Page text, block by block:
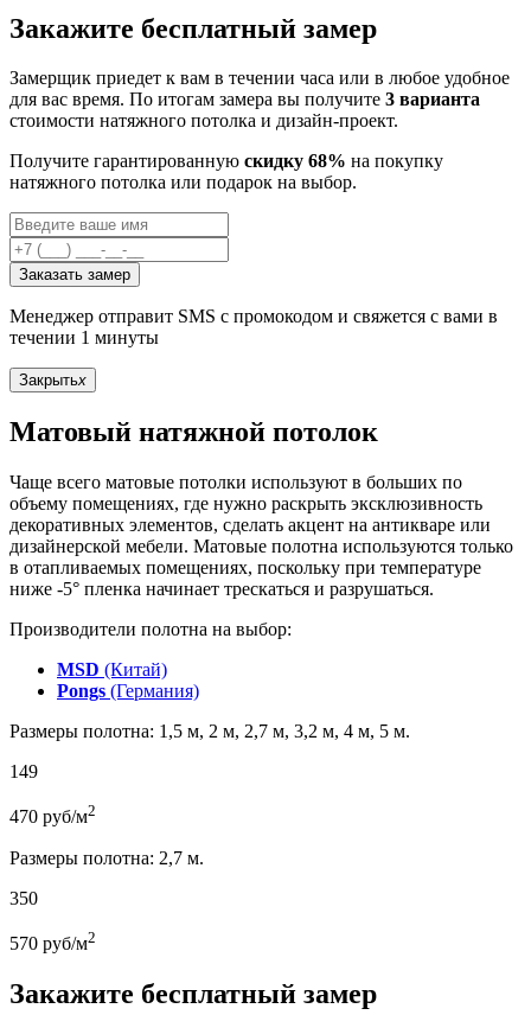
Закажите бесплатный замер
Замерщик приедет к вам в течении часа или в любое удобное
для вас время. По итогам замера вы получите 3 варианта
стоимости натяжного потолка и дизайн-проект.
Получите гарантированную скидку 68% на покупку
натяжного потолка или подарок на выбор.
Заказать замер
Менеджер отправит SMS с промокодом и свяжется с вами в
течении 1 минуты
Закрытьx
Матовый натяжной потолок
Чаще всего матовые потолки используют в больших по
объему помещениях, где нужно раскрыть эксклюзивность
декоративных элементов, сделать акцент на антикваре или
дизайнерской мебели. Матовые полотна используются только
в отапливаемых помещениях, поскольку при температуре
ниже -5° пленка начинает трескаться и разрушаться.
Производители полотна на выбор:
MSD (Китай)
Pongs (Германия)
Размеры полотна: 1,5 м, 2 м, 2,7 м, 3,2 м, 4 м, 5 м.
149
470 руб/м2
Размеры полотна: 2,7 м.
350
570 руб/м2
Закажите бесплатный замер